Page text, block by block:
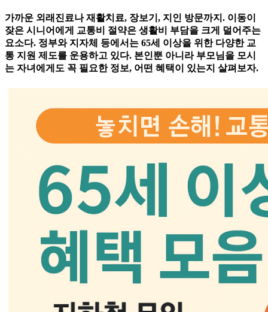
가까운 외래진료나 재활치료, 장보기, 지인 방문까지. 이동이
잦은 시니어에게 교통비 절약은 생활비 부담을 크게 덜어주는
요소다. 정부와 지자체 등에서는 65세 이상을 위한 다양한 교
통 지원 제도를 운용하고 있다. 본인뿐 아니라 부모님을 모시
는 자녀에게도 꼭 필요한 정보, 어떤 혜택이 있는지 살펴보자.